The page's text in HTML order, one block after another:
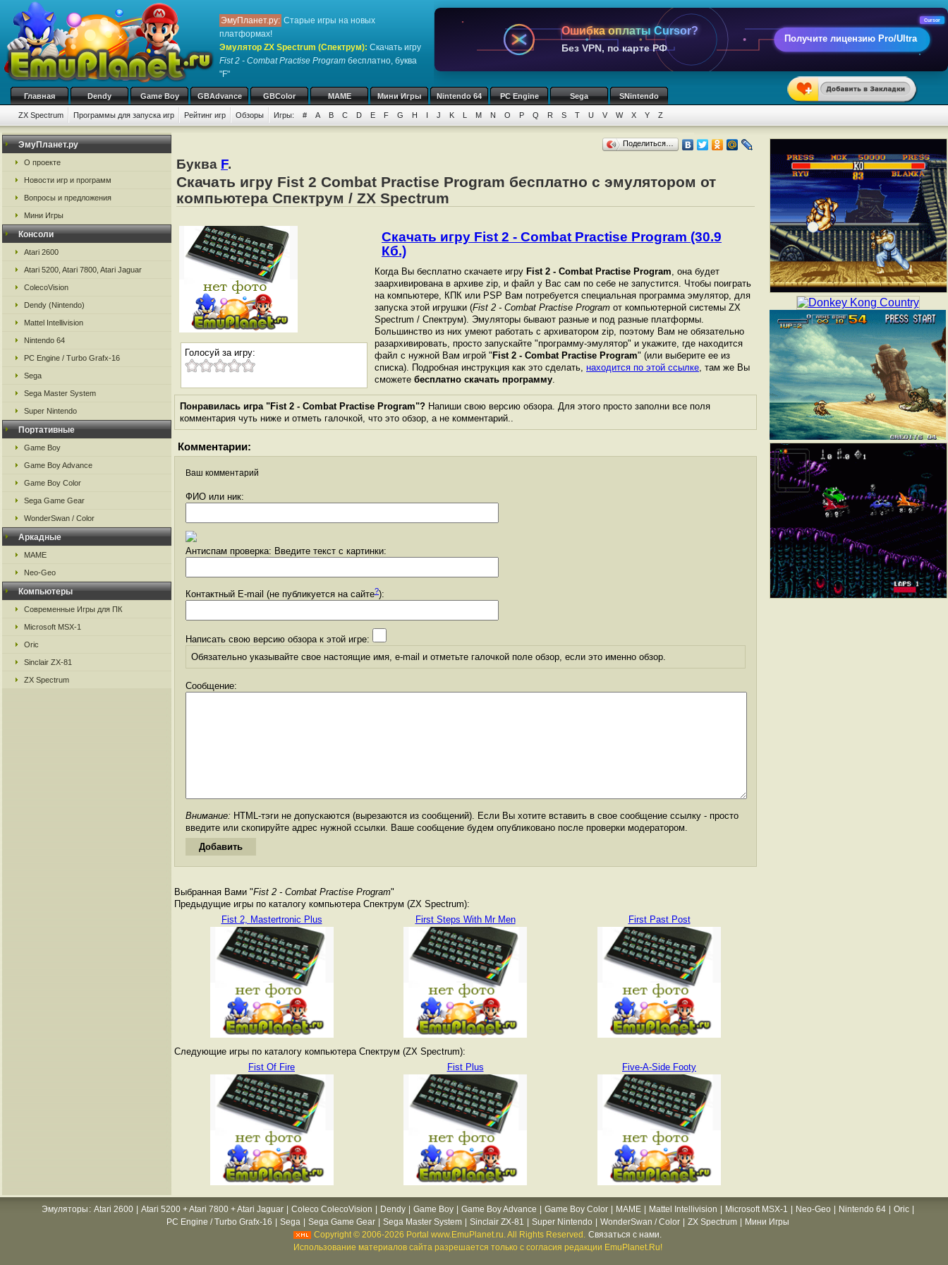
ЭмуПланет.ру: Старые игры на новых
платформах!
Эмулятор ZX Spectrum (Спектрум): Скачать игру
Fist 2 - Combat Practise Program бесплатно, буква
"F"
Ошибка оплаты Cursor?
Без VPN, по карте РФ
Получите лицензию Pro/Ultra
Cursor
Главная Dendy Game Boy GBAdvance GBColor MAME Мини Игры Nintendo 64 PC Engine Sega SNintendo
ZX Spectrum Программы для запуска игр Рейтинг игр Обзоры Игры: # A B C D E F G H I J K L M N O P Q R S T U V W X Y Z
ЭмуПланет.ру
О проекте
Новости игр и программ
Вопросы и предложения
Мини Игры
Консоли
Atari 2600
Atari 5200, Atari 7800, Atari Jaguar
ColecoVision
Dendy (Nintendo)
Mattel Intellivision
Nintendo 64
PC Engine / Turbo Grafx-16
Sega
Sega Master System
Super Nintendo
Портативные
Game Boy
Game Boy Advance
Game Boy Color
Sega Game Gear
WonderSwan / Color
Аркадные
MAME
Neo-Geo
Компьютеры
Современные Игры для ПК
Microsoft MSX-1
Oric
Sinclair ZX-81
ZX Spectrum
Поделиться…
Буква F.
Скачать игру Fist 2 Combat Practise Program бесплатно с эмулятором от
компьютера Спектрум / ZX Spectrum
Голосуй за игру:
Скачать игру Fist 2 - Combat Practise Program (30.9
Кб.)
Когда Вы бесплатно скачаете игру Fist 2 - Combat Practise Program, она будет
заархивирована в архиве zip, и файл у Вас сам по себе не запустится. Чтобы поиграть
на компьютере, КПК или PSP Вам потребуется специальная программа эмулятор, для
запуска этой игрушки (Fist 2 - Combat Practise Program от компьютерной системы ZX
Spectrum / Спектрум). Эмуляторы бывают разные и под разные платформы.
Большинство из них умеют работать с архиватором zip, поэтому Вам не обязательно
разархивировать, просто запускайте "программу-эмулятор" и укажите, где находится
файл с нужной Вам игрой " Fist 2 - Combat Practise Program" (или выберите ее из
списка). Подробная инструкция как это сделать, находится по этой ссылке, там же Вы
сможете бесплатно скачать программу.
Понравилась игра "Fist 2 - Combat Practise Program"? Напиши свою версию обзора. Для этого просто заполни все поля
комментария чуть ниже и отметь галочкой, что это обзор, а не комментарий..
Комментарии:
Ваш комментарий
ФИО или ник:
Антиспам проверка: Введите текст с картинки:
Контактный E-mail (не публикуется на сайте?):
Написать свою версию обзора к этой игре:
Обязательно указывайте свое настоящие имя, e-mail и отметьте галочкой поле обзор, если это именно обзор.
Сообщение:
Внимание: HTML-тэги не допускаются (вырезаются из сообщений). Если Вы хотите вставить в свое сообщение ссылку - просто
введите или скопируйте адрес нужной ссылки. Ваше сообщение будем опубликовано после проверки модератором.
Выбранная Вами "Fist 2 - Combat Practise Program"
Предыдущие игры по каталогу компьютера Спектрум (ZX Spectrum):
Fist 2, Mastertronic Plus
First Steps With Mr Men First Past Post
Следующие игры по каталогу компьютера Спектрум (ZX Spectrum):
Fist Of Fire
Fist Plus Five-A-Side Footy
Эмуляторы : Atari 2600 Atari 5200 + Atari 7800 + Atari Jaguar Coleco ColecoVision Dendy Game Boy Game Boy Advance Game Boy Color MAME Mattel Intellivision Microsoft MSX-1 Neo-Geo Nintendo 64 Oric
PC Engine / Turbo Grafx-16
Sega Sega Game Gear Sega Master System Sinclair ZX-81 Super Nintendo WonderSwan / Color ZX Spectrum
Мини Игры
Copyright © 2006-2026 Portal www.EmuPlanet.ru. All Rights Reserved. Связаться с нами.
Использование материалов сайта разрешается только с согласия редакции EmuPlanet.Ru!